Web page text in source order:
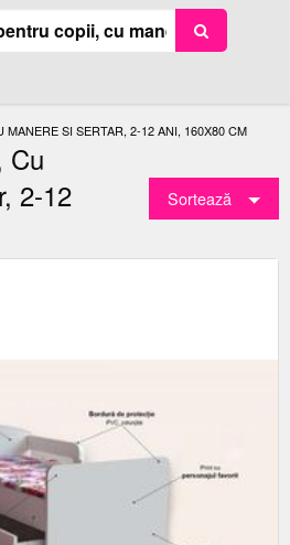
MANERE SI SERTAR, 2-12 ANI, 160X80 CM
Cu
2-12
Sortează